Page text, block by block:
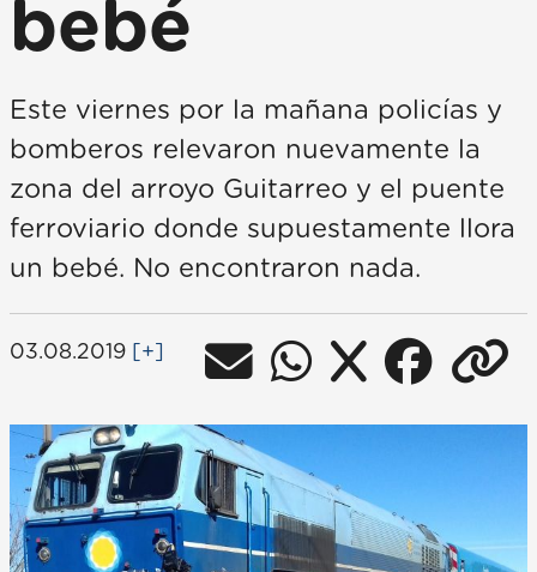
bebé
Este viernes por la mañana policías y
bomberos relevaron nuevamente la
zona del arroyo Guitarreo y el puente
ferroviario donde supuestamente llora
un bebé. No encontraron nada.
03.08.2019 [+]